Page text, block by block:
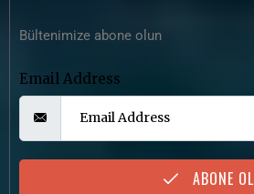
Bültenimize abone olun
Email Address
ABONE OL